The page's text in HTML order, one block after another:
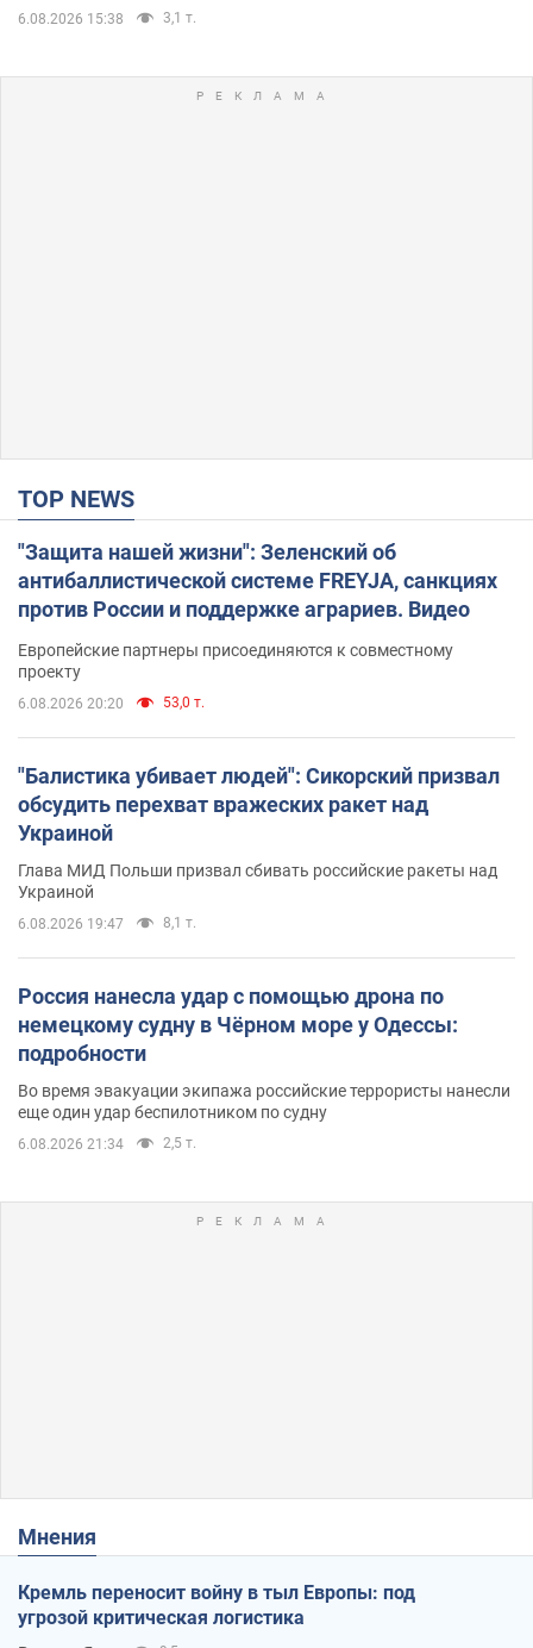
6.08.2026 15:38 3,1 т.
TOP NEWS
"Защита нашей жизни": Зеленский об
антибаллистической системе FREYJA, санкциях
против России и поддержке аграриев. Видео
Европейские партнеры присоединяются к совместному
проекту
6.08.2026 20:20 53,0 т.
"Балистика убивает людей": Сикорский призвал
обсудить перехват вражеских ракет над
Украиной
Глава МИД Польши призвал сбивать российские ракеты над
Украиной
6.08.2026 19:47 8,1 т.
Россия нанесла удар с помощью дрона по
немецкому судну в Чёрном море у Одессы:
подробности
Во время эвакуации экипажа российские террористы нанесли
еще один удар беспилотником по судну
6.08.2026 21:34 2,5 т.
Мнения
Кремль переносит войну в тыл Европы: под
угрозой критическая логистика